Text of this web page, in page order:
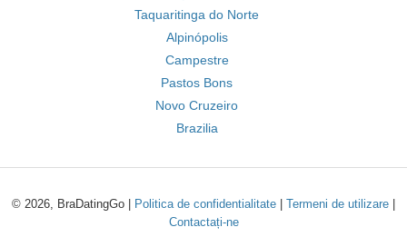
Taquaritinga do Norte
Alpinópolis
Campestre
Pastos Bons
Novo Cruzeiro
Brazilia
© 2026, BraDatingGo | Politica de confidentialitate Termeni de utilizare
Contactați-ne